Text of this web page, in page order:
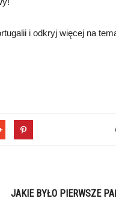
i odkryj więcej na
JAKIE BYŁO PIERWSZE